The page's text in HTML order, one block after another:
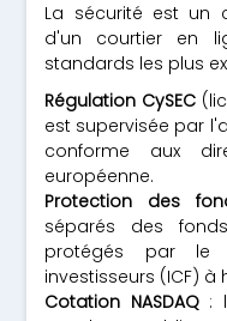
La sécurité est un
d'un courtier en
standards les plus
Régulation CySEC
est supervisée par
conforme aux
européenne.
Protection des
séparés des
protégés par le
investisseurs (ICF)
Cotation NASDAQ: